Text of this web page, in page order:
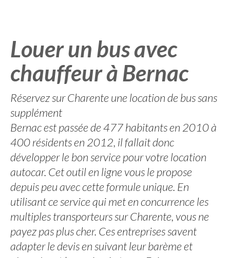
Louer un bus avec
chauffeur à Bernac
Réservez sur Charente une location de bus sans
supplément
Bernac est passée de 477 habitants en 2010 à
400 résidents en 2012, il fallait donc
développer le bon service pour votre location
autocar. Cet outil en ligne vous le propose
depuis peu avec cette formule unique. En
utilisant ce service qui met en concurrence les
multiples transporteurs sur Charente, vous ne
payez pas plus cher. Ces entreprises savent
adapter le devis en suivant leur barème et